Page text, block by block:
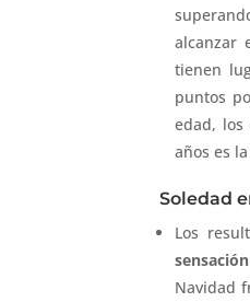
alcanzar
tienen
puntos
edad, los
años es
Soledad
Los
Navidad